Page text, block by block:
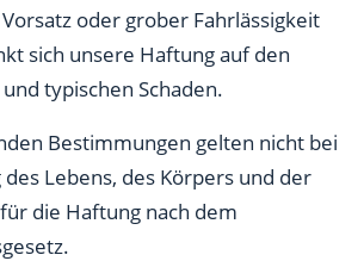
oder grober Fahrlässigkeit
sich unsere Haftung auf den
typischen Schaden.
Bestimmungen gelten nicht bei
Lebens, des Körpers und der
die Haftung nach dem